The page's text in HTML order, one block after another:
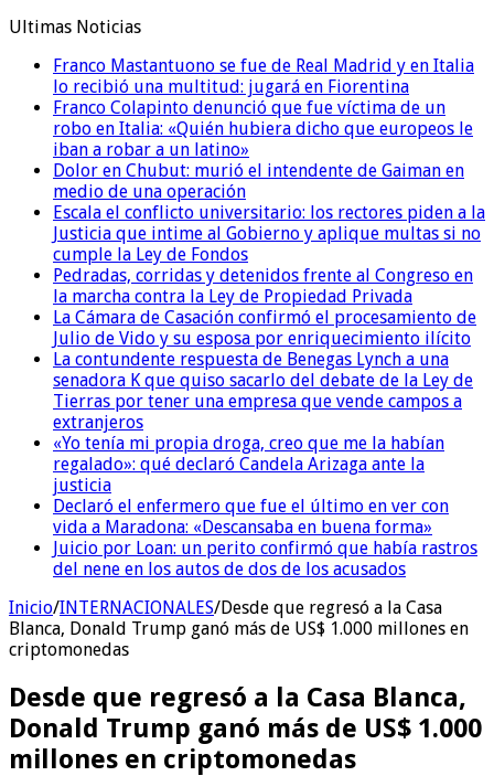
Ultimas Noticias
Franco Mastantuono se fue de Real Madrid y en Italia
lo recibió una multitud: jugará en Fiorentina
Franco Colapinto denunció que fue víctima de un
robo en Italia: «Quién hubiera dicho que europeos le
iban a robar a un latino»
Dolor en Chubut: murió el intendente de Gaiman en
medio de una operación
Escala el conflicto universitario: los rectores piden a la
Justicia que intime al Gobierno y aplique multas si no
cumple la Ley de Fondos
Pedradas, corridas y detenidos frente al Congreso en
la marcha contra la Ley de Propiedad Privada
La Cámara de Casación confirmó el procesamiento de
Julio de Vido y su esposa por enriquecimiento ilícito
La contundente respuesta de Benegas Lynch a una
senadora K que quiso sacarlo del debate de la Ley de
Tierras por tener una empresa que vende campos a
extranjeros
«Yo tenía mi propia droga, creo que me la habían
regalado»: qué declaró Candela Arizaga ante la
justicia
Declaró el enfermero que fue el último en ver con
vida a Maradona: «Descansaba en buena forma»
Juicio por Loan: un perito confirmó que había rastros
del nene en los autos de dos de los acusados
Inicio/INTERNACIONALES/Desde que regresó a la Casa
Blanca, Donald Trump ganó más de US$ 1.000 millones en
criptomonedas
Desde que regresó a la Casa Blanca,
Donald Trump ganó más de US$ 1.000
millones en criptomonedas